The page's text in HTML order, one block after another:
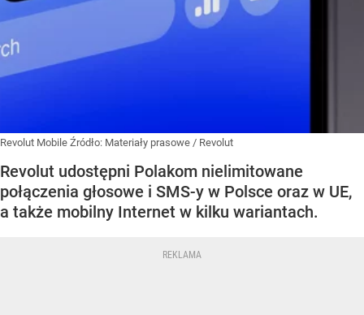
Revolut Mobile Źródło: Materiały prasowe / Revolut
Revolut udostępni Polakom nielimitowane
połączenia głosowe i SMS-y w Polsce oraz w UE,
a także mobilny Internet w kilku wariantach.